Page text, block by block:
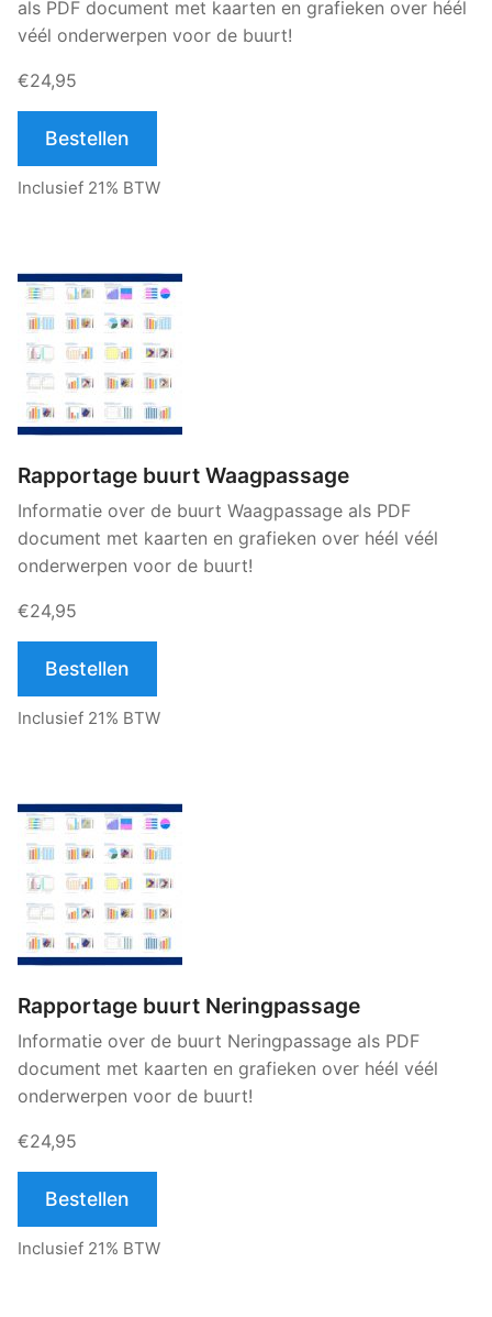
als PDF document met kaarten en grafieken over héél
véél onderwerpen voor de buurt!
€24,95
Bestellen
Inclusief 21% BTW
Rapportage buurt Waagpassage
Informatie over de buurt Waagpassage als PDF
document met kaarten en grafieken over héél véél
onderwerpen voor de buurt!
€24,95
Bestellen
Inclusief 21% BTW
Rapportage buurt Neringpassage
Informatie over de buurt Neringpassage als PDF
document met kaarten en grafieken over héél véél
onderwerpen voor de buurt!
€24,95
Bestellen
Inclusief 21% BTW